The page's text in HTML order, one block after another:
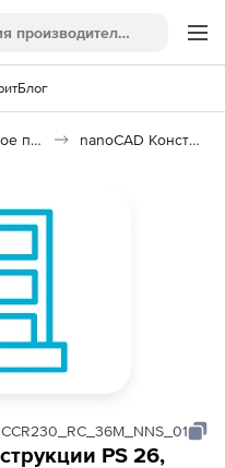
Блог
Строительное программное обеспечение nanoCAD Конструкции PS 26
PS 26,